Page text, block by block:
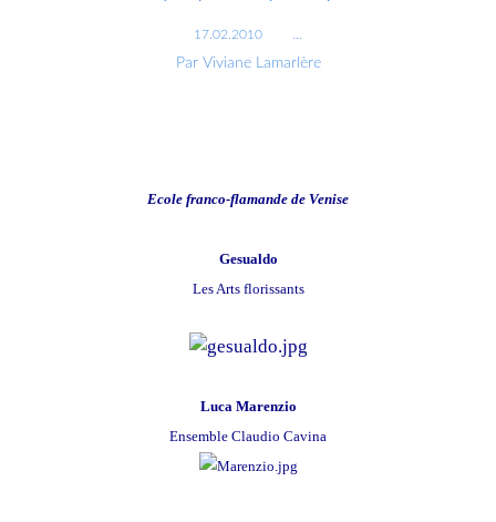
17.02.2010
Par Viviane Lamarlère
Ecole franco-flamande de Venise
Gesualdo
Les Arts florissants
Luca Marenzio
Ensemble Claudio Cavina